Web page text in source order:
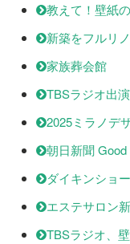
教えて！壁紙
新築をフルリ
家族葬会館
TBSラジオ出
2025ミラノデ
朝日新聞
ダイキンショ
エステサロン
TBSラジオ、